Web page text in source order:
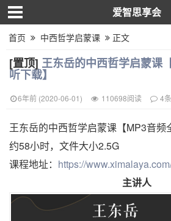
爱智思享会
首页 中西哲学启蒙课 正文
[置顶] 王东岳的中西哲学启蒙课
听下载】
6年前 (2020-06-01) 110698阅读 4
王东岳的中西哲学启蒙课【MP3音频
约58小时，文件大小2.5G
课程地址： https://
主讲人